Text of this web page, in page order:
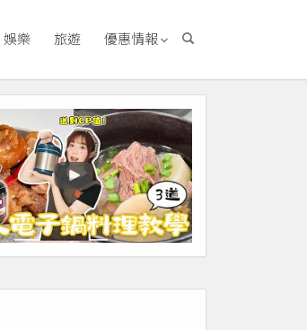
娛樂 旅遊 優惠情報